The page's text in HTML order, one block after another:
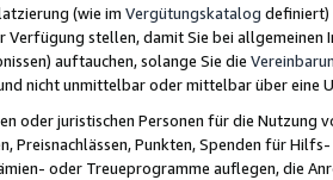
(wie im Vergütungskatalog definiert)
Verfügung stellen, damit Sie bei
auftauchen, solange Sie die
nicht unmittelbar oder mittelbar über eine
oder juristischen Personen für die Nutzung
Preisnachlässen, Punkten, Spenden für
oder Treueprogramme auflegen, die